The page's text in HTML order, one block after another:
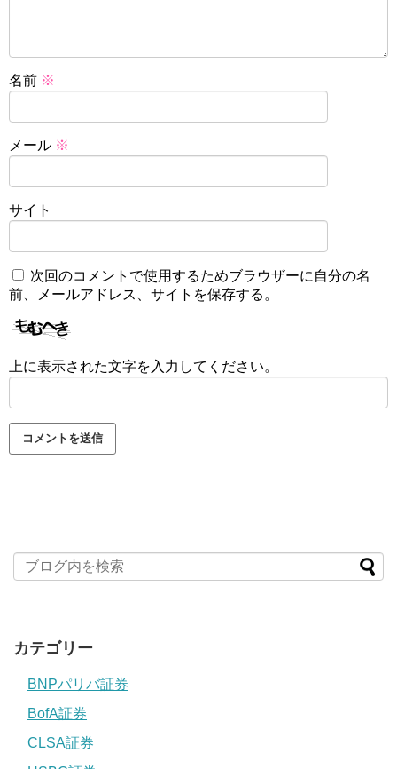
名前 ※
メール ※
サイト
次回のコメントで使用するためブラウザーに自分の名
前、メールアドレス、サイトを保存する。
上に表示された文字を入力してください。
カテゴリー
BNPパリバ証券
BofA証券
CLSA証券